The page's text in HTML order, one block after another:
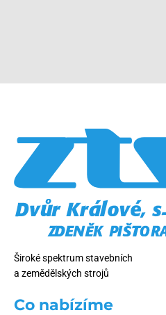
Široké spektrum stavebních
a zemědělských strojů
Co nabízíme